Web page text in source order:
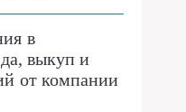
в
выкуп и
от компании